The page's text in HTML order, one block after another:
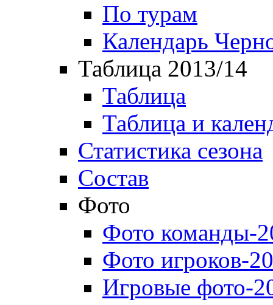
По турам
Календарь
Таблица 2013/14
Таблица
Таблица и
Статистика сезона
Состав
Фото
Фото команды-
Фото игроков-
Игровые фото-